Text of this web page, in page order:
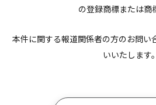
の登録商標または商
本件に関する報道関係者の方のお問い
いいたします。